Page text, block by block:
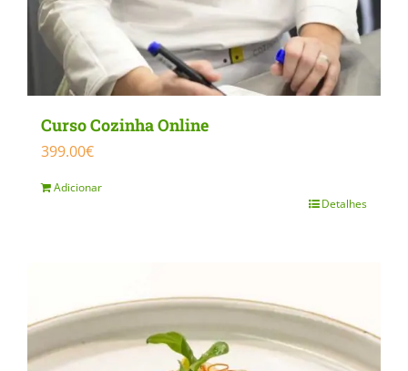
Curso Cozinha Online
399.00€
Adicionar
Detalhes